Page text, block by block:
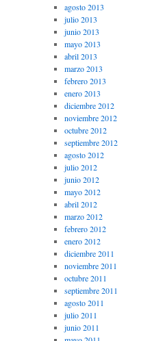
agosto 2013
julio 2013
junio 2013
mayo 2013
abril 2013
marzo 2013
febrero 2013
enero 2013
diciembre 2012
noviembre 2012
octubre 2012
septiembre 2012
agosto 2012
julio 2012
junio 2012
mayo 2012
abril 2012
marzo 2012
febrero 2012
enero 2012
diciembre 2011
noviembre 2011
octubre 2011
septiembre 2011
agosto 2011
julio 2011
junio 2011